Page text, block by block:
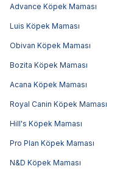
Advance Köpek Maması
Luis Köpek Maması
Obivan Köpek Maması
Bozita Köpek Maması
Acana Köpek Maması
Royal Canin Köpek Maması
Hill's Köpek Maması
Pro Plan Köpek Maması
N&D Köpek Maması